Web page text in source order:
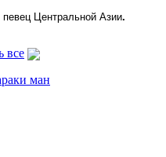
Центральной Азии.
все